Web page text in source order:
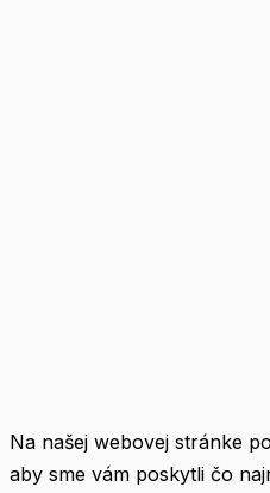
Na našej webovej stránke
aby sme vám poskytli čo